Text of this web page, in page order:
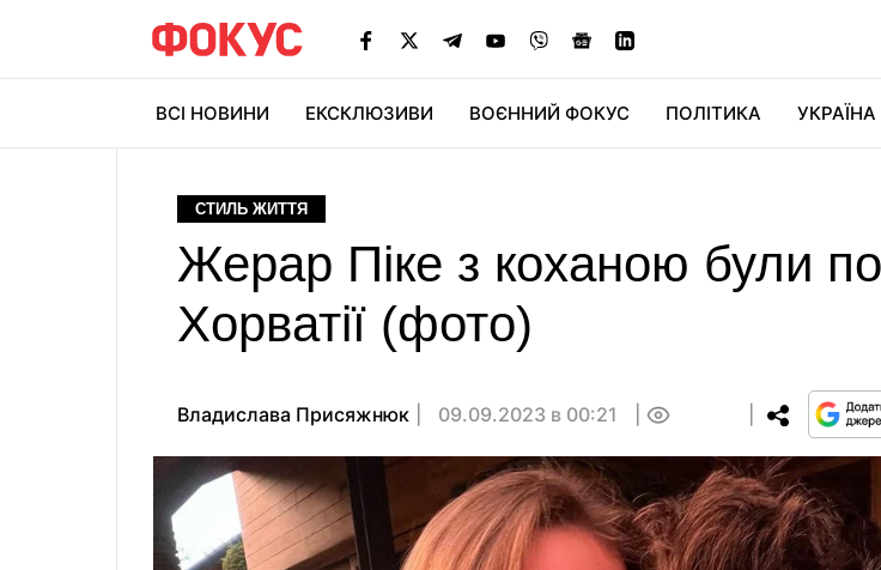
ВСІ НОВИНИ ЕКСКЛЮЗИВИ ВОЄННИЙ ФОКУС ПОЛІТИКА УКРАЇНА
СТИЛЬ ЖИТТЯ
Жерар Піке з коханою були
Хорватії (фото)
Владислава Присяжнюк 09.09.2023 в 00:21